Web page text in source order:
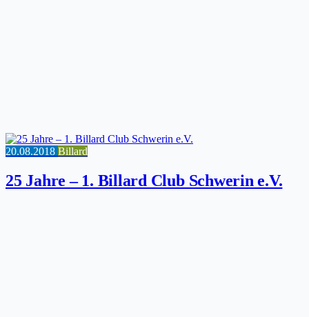
20.08.2018 Billard
25 Jahre – 1. Billard Club Schwerin e.V.